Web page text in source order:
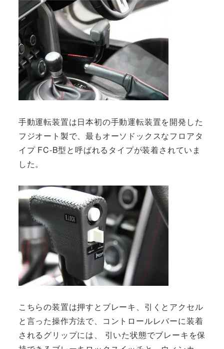
手動運転装置は日本初の手動運転装置を開発した
フジオート製で、最もオーソドックスなフロアタ
イプ FC-B型と呼ばれるタイプが装着されていま
した。
こちらの装置は押すとブレーキ、引くとアクセル
と言った操作方法で、コントロールレバーに装着
されるグリップには、 引いた状態でブレーキを保